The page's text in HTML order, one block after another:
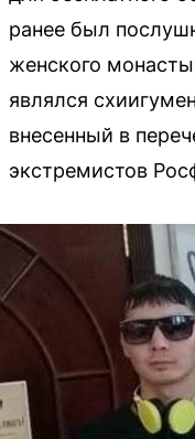
ранее был
женского
являлся
внесенный в
экстремистов